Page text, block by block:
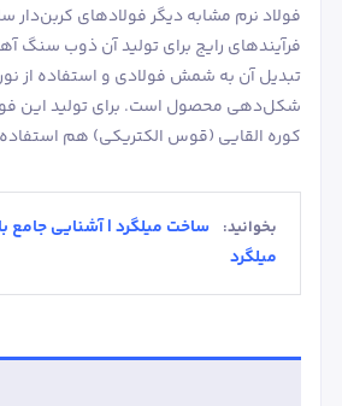
فولاد نرم مشابه دیگر فولادهای کربن‌دار
فرآیندهای رایج برای تولید آن ذوب سنگ
تبدیل آن به شمش فولادی و استفاده از
شکل‌دهی محصول است. برای تولید این
کوره القایی (قوس الکتریکی) هم
بخوانید:
ساخت میلگرد | آشنایی جامع با
میلگرد